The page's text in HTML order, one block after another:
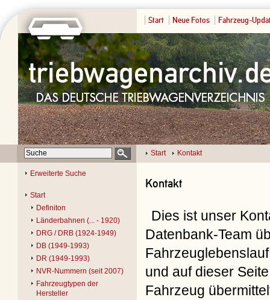
Start Neue Fotos Fahrzeug-
Start Kontakt
Erweiterte Suche
Start
Definiton
Länderbahnen (... - 1920)
DRG / DRB (1924-1949)
DB (1949-1993)
DR (1949-1993)
NVR-Nummern (seit 2007)
Fahrzeugtypen der
Hersteller
Kontakt
Dies ist unser
Datenbank-Team
und auf dieser
Fahrzeug